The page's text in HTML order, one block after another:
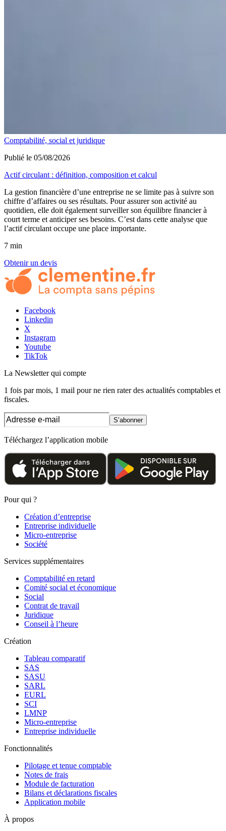
Comptabilité, social et juridique
Publié le 05/08/2026
Actif circulant : définition, composition et calcul
La gestion financière d’une entreprise ne se limite pas à suivre son
chiffre d’affaires ou ses résultats. Pour assurer son activité au
quotidien, elle doit également surveiller son équilibre financier à
court terme et anticiper ses besoins. C’est dans cette analyse que
l’actif circulant occupe une place importante.
7 min
Obtenir un devis
Facebook
Linkedin
X
Instagram
Youtube
TikTok
La Newsletterqui compte
1 fois par mois, 1 mail pour ne rien rater des actualités comptables et
fiscales.
S’abonner
Téléchargez l’application mobile
Pour qui ?
Création d’entreprise
Entreprise individuelle
Micro-entreprise
Société
Services supplémentaires
Comptabilité en retard
Comité social et économique
Social
Contrat de travail
Juridique
Conseil à l’heure
Création
Tableau comparatif
SAS
SASU
SARL
EURL
SCI
LMNP
Micro-entreprise
Entreprise individuelle
Fonctionnalités
Pilotage et tenue comptable
Notes de frais
Module de facturation
Bilans et déclarations fiscales
Application mobile
À propos